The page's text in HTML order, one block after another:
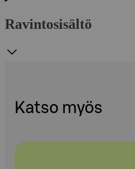
Ravintosisältö
Katso myös